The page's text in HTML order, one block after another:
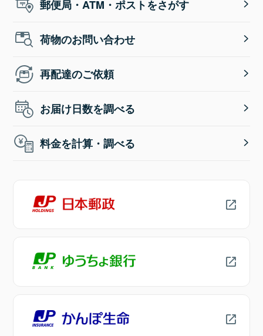
郵便局・ATM・ポストをさがす
荷物のお問い合わせ
再配達のご依頼
お届け日数を調べる
料金を計算・調べる